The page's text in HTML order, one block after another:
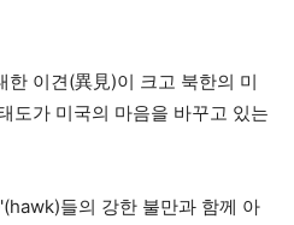
이견(異見)이 크고 북한의 미
도가 미국의 마음을 바꾸고 있는
들의 강한 불만과 함께 아